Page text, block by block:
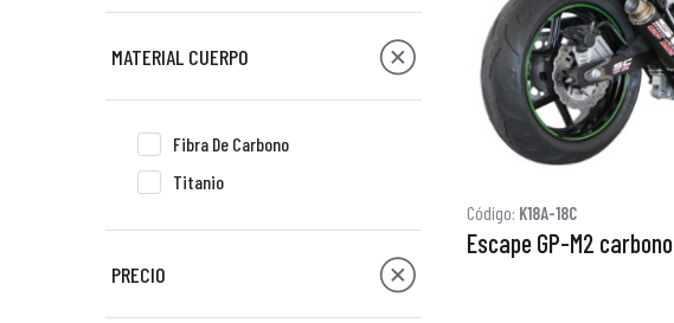
MATERIAL CUERPO
Fibra De Carbono
Titanio
PRECIO
Código: K18A-18C
Escape GP-M2 carbono